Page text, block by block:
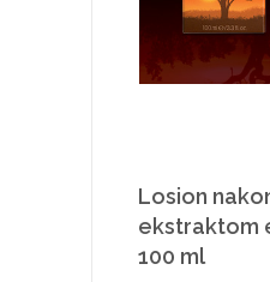
Losion
ekstraktom
100 ml